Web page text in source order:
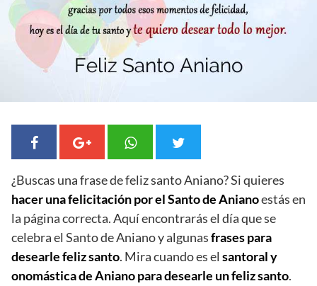
¿Buscas una frase de feliz santo Aniano? Si quieres
hacer una felicitación por el Santo de Anianoestás en
la página correcta. Aquí encontrarás el día que se
celebra el Santo de Aniano y algunasfrases para
desearle feliz santo. Mira cuando es el santoral y
onomástica de Aniano para desearle un feliz santo.